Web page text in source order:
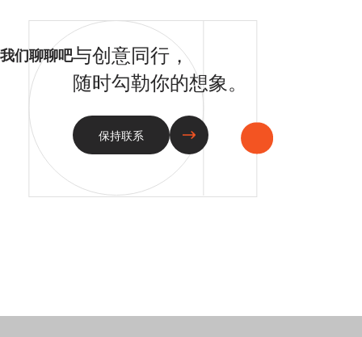
我们聊聊吧与创意同行，
随时勾勒你的想象。
保持联系